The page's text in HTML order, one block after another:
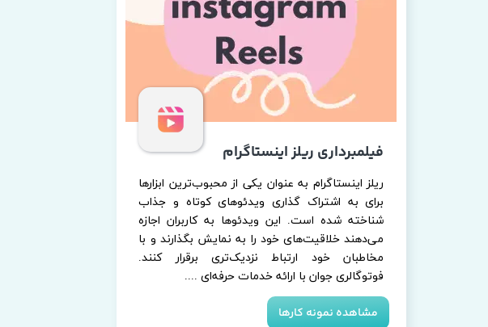
ریلز اینستاگرام به عنوان یکی از محبوب‌ترین ابزارها
برای به اشتراک گذاری ویدئوهای کوتاه و جذاب
شناخته شده است. این ویدئوها به کاربران اجازه
می‌دهند خلاقیت‌های خود را به نمایش بگذارند و با
مخاطبان خود ارتباط نزدیک‌تری برقرار کنند.
فوتوگالری جوان با ارائه خدمات حرفه‌ای ....​​​​​​​
مشاهده نمونه کارها
فیلمبرداری ریلز اینستاگرام